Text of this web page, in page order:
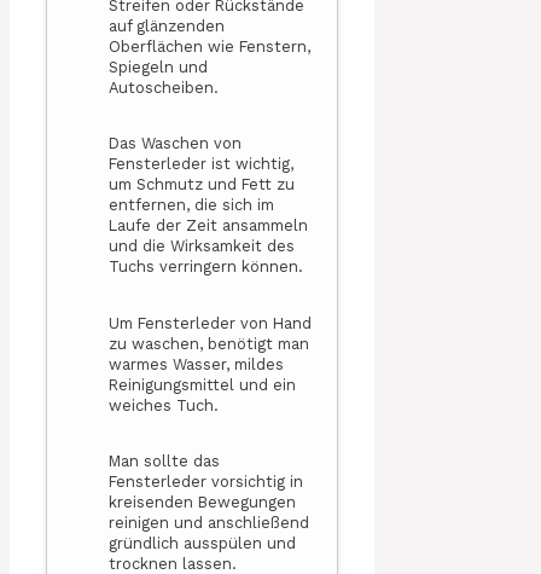
Streifen oder Rückstände
auf glänzenden
Oberflächen wie Fenstern,
Spiegeln und
Autoscheiben.
Das Waschen von
Fensterleder ist wichtig,
um Schmutz und Fett zu
entfernen, die sich im
Laufe der Zeit ansammeln
und die Wirksamkeit des
Tuchs verringern können.
Um Fensterleder von Hand
zu waschen, benötigt man
warmes Wasser, mildes
Reinigungsmittel und ein
weiches Tuch.
Man sollte das
Fensterleder vorsichtig in
kreisenden Bewegungen
reinigen und anschließend
gründlich ausspülen und
trocknen lassen.